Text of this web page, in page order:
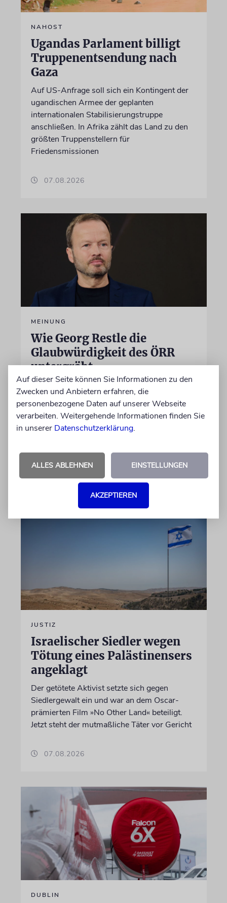
NAHOST
Ugandas Parlament billigt
Truppenentsendung nach
Gaza
Auf US-Anfrage soll sich ein Kontingent der
ugandischen Armee der geplanten
internationalen Stabilisierungstruppe
anschließen. In Afrika zählt das Land zu den
größten Truppenstellern für
Friedensmissionen
07.08.2026
MEINUNG
Wie Georg Restle die
Glaubwürdigkeit des ÖRR
untergräbt
Nach dem X-Post des Journalisten hat sich
Felix Schotland, Vorstand der Synagogen-
Gemeinde Köln, an WDR-
Programmdirektorin Andrea Schafarczyk
gewandt. Wir dokumentieren das Schreiben
07.08.2026
JUSTIZ
Israelischer Siedler wegen
Tötung eines Palästinensers
angeklagt
Der getötete Aktivist setzte sich gegen
Siedlergewalt ein und war an dem Oscar-
prämierten Film »No Other Land« beteiligt.
Jetzt steht der mutmaßliche Täter vor Gericht
07.08.2026
DUBLIN
Auf dieser Seite können Sie Informationen zu den
Zwecken und Anbietern erfahren, die
personenbezogene Daten auf unserer Webseite
verarbeiten. Weitergehende Informationen finden Sie
in unserer Datenschutzerklärung.
ALLES ABLEHNEN EINSTELLUNGEN
AKZEPTIEREN